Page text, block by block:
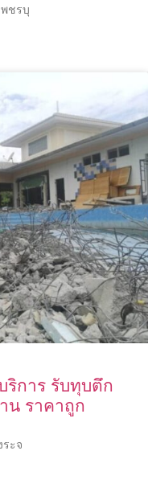
ชรบุ
ริการ รับทุบตึก
น ราคาถูก
ะจ